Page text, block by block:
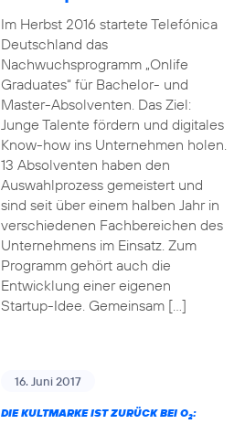
Im Herbst 2016 startete Telefónica
Deutschland das
Nachwuchsprogramm „Onlife
Graduates“ für Bachelor- und
Master-Absolventen. Das Ziel:
Junge Talente fördern und digitales
Know-how ins Unternehmen holen.
13 Absolventen haben den
Auswahlprozess gemeistert und
sind seit über einem halben Jahr in
verschiedenen Fachbereichen des
Unternehmens im Einsatz. Zum
Programm gehört auch die
Entwicklung einer eigenen
Startup-Idee. Gemeinsam […]
16. Juni 2017
DIE KULTMARKE IST ZURÜCK BEI O2: